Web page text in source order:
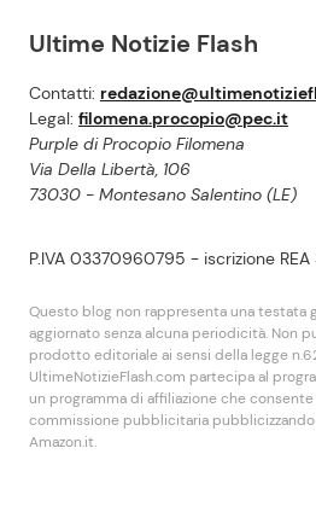
Ultime Notizie Flash
Contatti:
Legal: filomena.procopio@pec.it
Purple di Procopio Filomena
Via Della Libertà, 106
73030 - Montesano Salentino (LE)
P.IVA 03370960795 - iscrizione REA
Questo blog non rappresenta una testata
aggiornato senza alcuna periodicità. Non
prodotto editoriale ai sensi della legge
UltimeNotizieFlash.com partecipa al
un programma di affiliazione che
commissione pubblicitaria
Amazon.it.